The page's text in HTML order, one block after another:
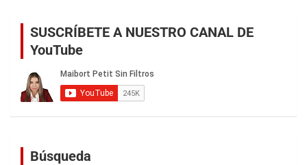
SUSCRÍBETE A NUESTRO CANAL DE
YouTube
Búsqueda